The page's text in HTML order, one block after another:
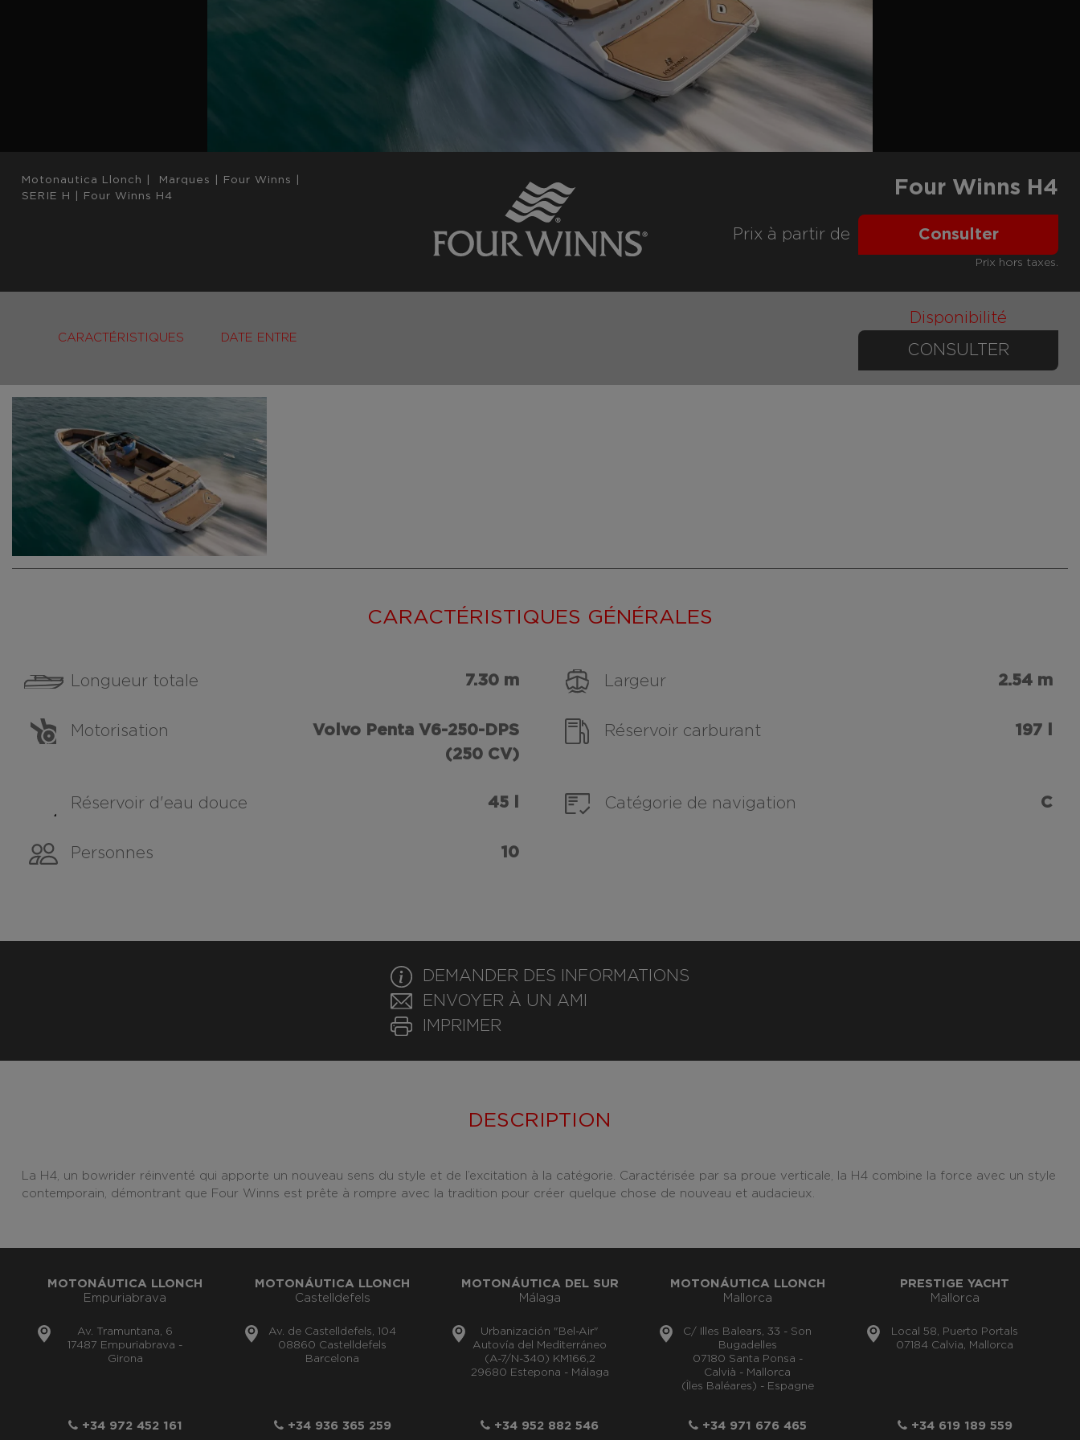
Motonautica Llonch Marques Four Winns
SERIE H
Four Winns H4 Four Winns H4
Prix ​​à partir de Consulter
Prix hors taxes.
CARACTÉRISTIQUES DATE ENTRE
Disponibilité
CONSULTER
CARACTÉRISTIQUES GÉNÉRALES
Longueur totale 7.30 m Largeur 2.54 m
Motorisation
Volvo Penta V6-250-DPS
(250 CV)
Réservoir carburant 197 l
Réservoir d'eau douce 45 l Catégorie de navigation C
Personnes 10
DEMANDER DES INFORMATIONS
ENVOYER À UN AMI
IMPRIMER
DESCRIPTION
La H4, un bowrider réinventé qui apporte un nouveau sens du style et de l’excitation à la catégorie. Caractérisée par sa proue verticale, la H4 combine la force avec un style
contemporain, démontrant que Four Winns est prête à rompre avec la tradition pour créer quelque chose de nouveau et audacieux.
MOTONÁUTICA LLONCH
Empuriabrava
Av. Tramuntana, 6
17487 Empuriabrava -
Girona
+34 972 452 161
MOTONÁUTICA LLONCH
Castelldefels
Av. de Castelldefels, 104
08860 Castelldefels
Barcelona
+34 936 365 259
MOTONÁUTICA DEL SUR
Málaga
Urbanización "Bel-Air"
Autovía del Mediterráneo
(A-7/N-340) KM166,2
29680 Estepona - Málaga
+34 952 882 546
MOTONÁUTICA LLONCH
Mallorca
C/ Illes Balears, 33 - Son
Bugadelles
07180 Santa Ponsa -
Calvià - Mallorca
(Îles Baléares) - Espagne
+34 971 676 465
PRESTIGE YACHT
Mallorca
Local 58, Puerto Portals
07184 Calvia, Mallorca
+34 619 189 559